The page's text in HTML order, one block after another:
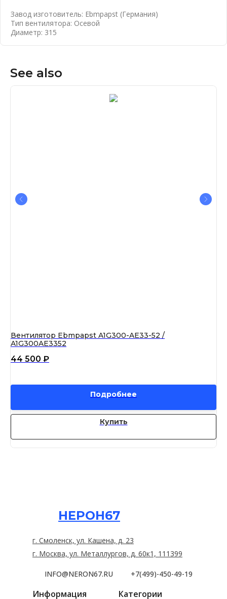
Завод изготовитель: Ebmpapst (Германия)
Тип вентилятора: Осевой
Диаметр: 315
See also
Вентилятор Ebmpapst A1G300-AE33-52 /
A1G300AE3352
44 500 ₽
Подробнее
Купить
НЕРОН67
Информация Категории
INFO@NERON67.RU +7(499)-450-49-19
г. Смоленск, ул. Кашена, д. 23
г. Москва, ул. Металлургов, д. 60к1, 111399